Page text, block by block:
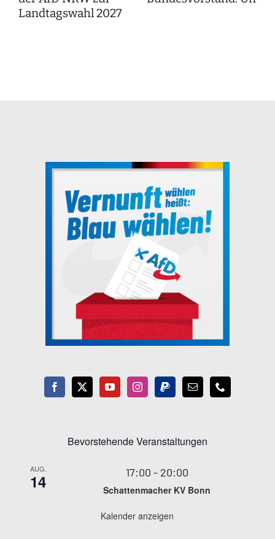
Landtagswahl 2027
Bevorstehende Veranstaltungen
AUG.
14 17:00 - 20:00
Schattenmacher KV Bonn
Kalender anzeigen